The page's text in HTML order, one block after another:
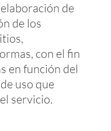
de
de los
con el fin
en función del
uso que
servicio.